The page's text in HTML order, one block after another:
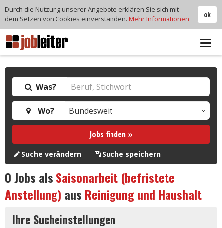
Was?
Wo?
Jobs finden »
Suche verändern Suche speichern
0Jobs als Saisonarbeit (befristete
Anstellung) aus Reinigung und Haushalt
Ihre Sucheinstellungen
ok
Durch die Nutzung unserer Angebote erklären Sie sich mit
dem Setzen von Cookies einverstanden. Mehr Informationen